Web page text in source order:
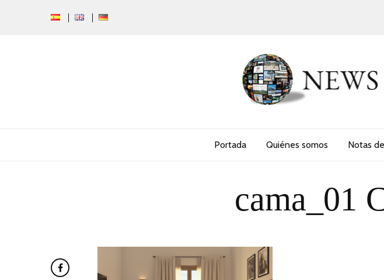
Portada Quiénes somos Notas
cama_01